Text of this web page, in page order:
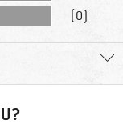
(0)